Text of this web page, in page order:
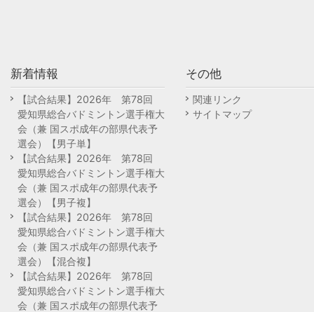
新着情報
【試合結果】2026年 第78回
愛知県総合バドミントン選手権大
会（兼 国スポ成年の部県代表予
選会）【男子単】
【試合結果】2026年 第78回
愛知県総合バドミントン選手権大
会（兼 国スポ成年の部県代表予
選会）【男子複】
【試合結果】2026年 第78回
愛知県総合バドミントン選手権大
会（兼 国スポ成年の部県代表予
選会）【混合複】
【試合結果】2026年 第78回
愛知県総合バドミントン選手権大
会（兼 国スポ成年の部県代表予
その他
関連リンク
サイトマップ